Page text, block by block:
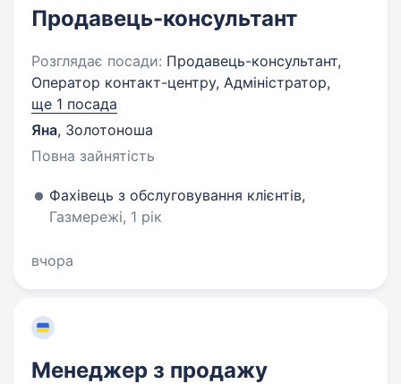
Продавець-консультант
Розглядає посади: Продавець-консультант,
Оператор контакт-центру, Адміністратор,
ще 1 посада
Яна, Золотоноша
Повна зайнятість
Фахівець з обслуговування клієнтів,
Газмережі, 1 рік
вчора
Менеджер з продажу